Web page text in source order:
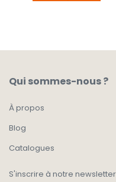
Qui sommes-nous ?
À propos
Blog
Catalogues
S'inscrire à notre newsletter